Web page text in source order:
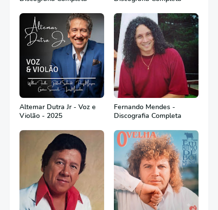
Altemar Dutra Jr - Voz e
Violão - 2025
Fernando Mendes -
Discografia Completa